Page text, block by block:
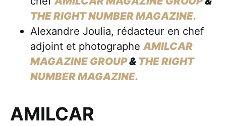
THE RIGHT NUMBER MAGAZINE.
Alexandre Joulia, rédacteur en chef
adjoint et photographeAMILCAR
MAGAZINE GROUP& THE RIGHT
NUMBER MAGAZINE.
AMILCAR